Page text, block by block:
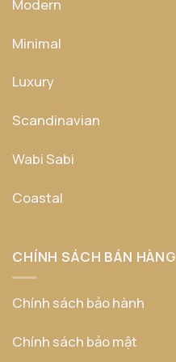
Modern
Minimal
Luxury
Scandinavian
Wabi Sabi
Coastal
CHÍNH SÁCH BÁN HÀNG
Chính sách bảo hành
Chính sách bảo mật